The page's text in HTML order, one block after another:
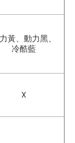
黃、動力黑、
冷酷藍
X